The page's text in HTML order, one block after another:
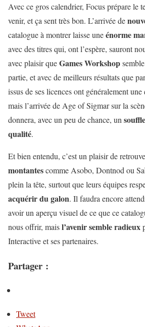
Avec ce gros calendrier, Focus prépare le
venir, et ça sent très bon. L’arrivée de
catalogue à montrer laisse uneénorme
avec des titres qui, ont l’espère, sauront
avec plaisir queGames Workshop
partie, et avec de meilleurs résultats que
issus de ses licences ont généralement
mais l’arrivée de Age of Sigmar sur la
donnera, avec un peu de chance, un
qualité.
Et bien entendu, c’est un plaisir de
montantescomme Asobo, Dontnod ou
plein la tête, surtout que leurs équipes
acquérir du galon. Il faudra encore
avoir un aperçu visuel de ce que ce
nous offrir, maisl’avenir semble radieux
Interactive et ses partenaires.
Partager :
Tweet